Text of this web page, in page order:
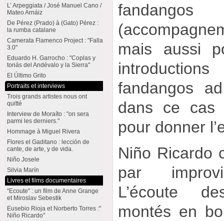
mais aussi
fandangos
dans ce cas
pour donner
Niño Ricardo
par
L’écoute
montés en
L’ Arpeggiata / José Manuel Cano /
Mateo Arnáiz
De Pérez (Prado) à (Gato) Pérez :
la rumba catalane
Camerata Flamenco Project : "Falla
3.0"
Eduardo H. Garrocho : "Coplas y
tonás del Andévalo y la Sierra"
El Último Grito
Portraits et interviews
Trois grands artistes nous ont
quitté
Interview de Moraíto : "on sera
parmi les derniers."
Hommage à Miguel Rivera
Flores el Gaditano : lección de
cante, de arte, y de vida.
Niño Josele
Silvia Marín
Livres et films documentaires
"Ecoute" : un film de Anne Grange
et Miroslav Sebestik
Eusebio Rioja et Norberto Torres :"
Niño Ricardo"